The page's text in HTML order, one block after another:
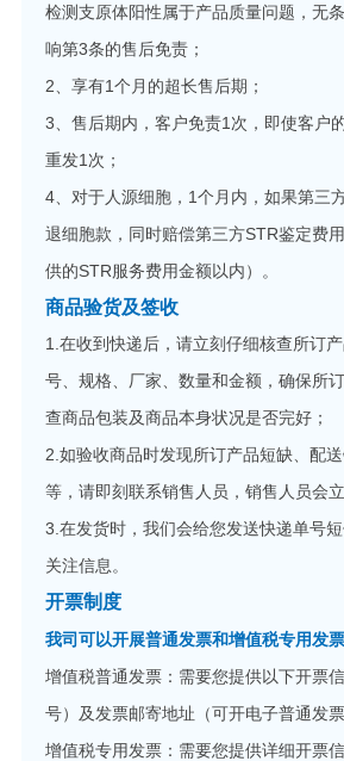
检测支原体阳性属于产品质量问题，无
响第3条的售后免责；
2、享有1个月的超长售后期；
3、售后期内，客户免责1次，即使客户
重发1次；
4、对于人源细胞，1个月内，如果第三
退细胞款，同时赔偿第三方STR鉴定费
供的STR服务费用金额以内）。
商品验货及签收
1.在收到快递后，请立刻仔细核查所订
号、规格、厂家、数量和金额，确保所
查商品包装及商品本身状况是否完好；
2.如验收商品时发现所订产品短缺、配
等，请即刻联系销售人员，销售人员会
3.在发货时，我们会给您发送快递单号
关注信息。
开票制度
我司可以开展普通发票和增值税专用发
增值税普通发票：需要您提供以下开票
号）及发票邮寄地址（可开电子普通发票
增值税专用发票：需要您提供详细开票